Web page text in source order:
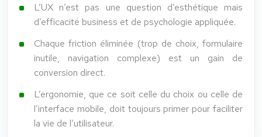
L’UX n’est pas une question d’esthétique mais
d’efficacité business et de psychologie appliquée.
Chaque friction éliminée (trop de choix, formulaire
inutile, navigation complexe) est un gain de
conversion direct.
L’ergonomie, que ce soit celle du choix ou celle de
l’interface mobile, doit toujours primer pour faciliter
la vie de l’utilisateur.